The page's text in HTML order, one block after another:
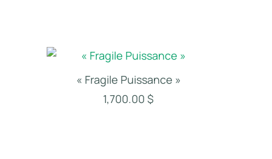
« Fragile Puissance »
1,700.00 $